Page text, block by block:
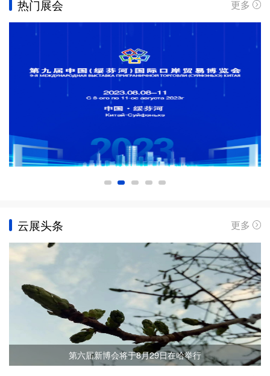
热门展会 更多
云展头条 更多
第六届新博会将于8月29日在哈举行